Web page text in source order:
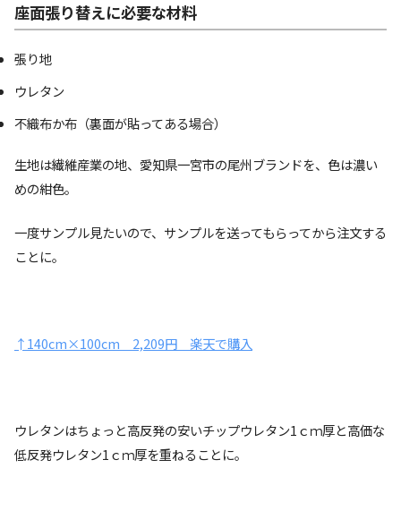
座面張り替えに必要な材料
張り地
ウレタン
不織布か布（裏面が貼ってある場合）
生地は繊維産業の地、愛知県一宮市の尾州ブランドを、色は濃い
めの紺色。
一度サンプル見たいので、サンプルを送ってもらってから注文する
ことに。
↑140cm×100cm 2,209円 楽天で購入
ウレタンはちょっと高反発の安いチップウレタン1ｃｍ厚と高価な
低反発ウレタン1ｃｍ厚を重ねることに。